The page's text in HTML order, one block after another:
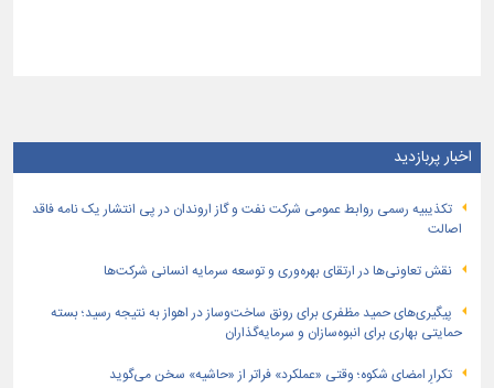
اخبار پربازدید
تكذیبیه رسمی روابط عمومی شركت نفت و گاز اروندان در پی انتشار یک نامه فاقد
اصالت
نقش تعاونی‌ها در ارتقای بهره‌وری و توسعه سرمایه انسانی شرکت‌ها
پیگیری‌های حمید مظفری برای رونق ساخت‌وساز در اهواز به نتیجه رسید؛ بسته
حمایتی بهاری برای انبوه‌سازان و سرمایه‌گذاران
تکرارِ امضای شکوه؛ وقتی «عملکرد» فراتر از «حاشیه» سخن می‌گوید